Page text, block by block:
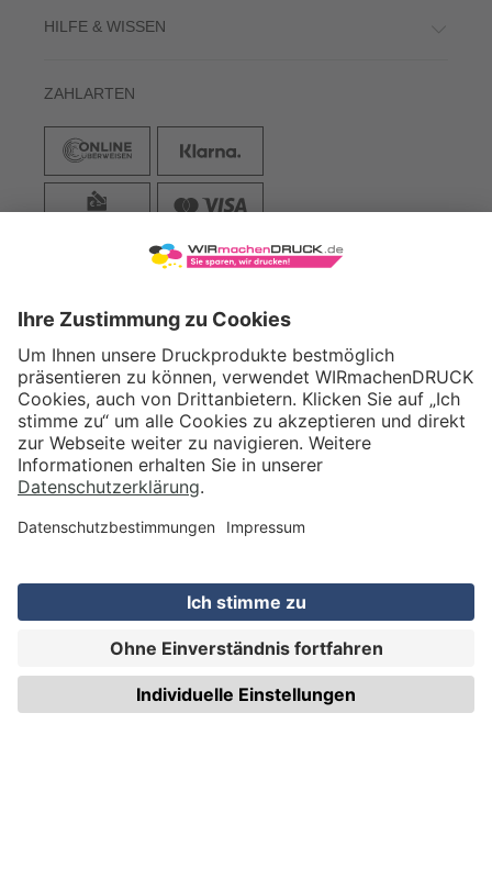
HILFE & WISSEN
ZAHLARTEN
VERSAND
WIRmachenDRUCK GmbH
71522 Backnang